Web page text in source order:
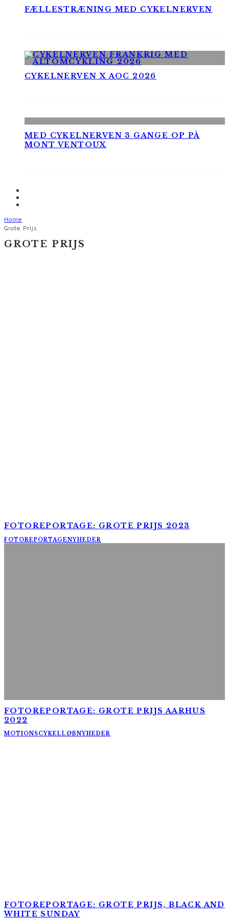
FÆLLESTRÆNING MED CYKELNERVEN
CYKELNERVEN X AOC 2026
MED CYKELNERVEN 3 GANGE OP PÅ
MONT VENTOUX
Home
Grote Prijs
GROTE PRIJS
FOTOREPORTAGE: GROTE PRIJS 2023
FOTOREPORTAGENYHEDER
FOTOREPORTAGE: GROTE PRIJS AARHUS
2022
MOTIONSCYKELLØBNYHEDER
FOTOREPORTAGE: GROTE PRIJS, BLACK AND
WHITE SUNDAY